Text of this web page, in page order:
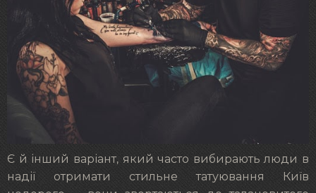
Є й інший варіант, який часто вибирають люди в
надії отримати стильне татуювання Київ